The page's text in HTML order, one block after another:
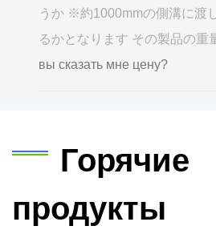
うか ※約1000mmの側溝に渡
るかとなります その製品の重
вы сказать мне цену?
Горячие
продукты